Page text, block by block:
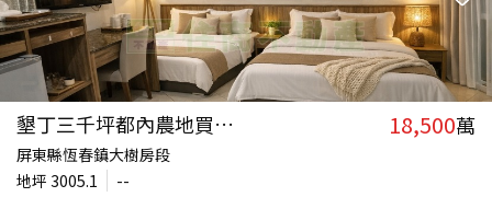
墾丁三千坪都內農地買地送民宿 18,500萬
屏東縣恆春鎮大樹房段
地坪 3005.1
--